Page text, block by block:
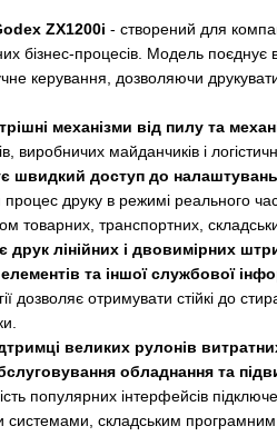
ZX1200i - створений для
бізнес-процесів. Модель поєднує
керування, дозволяючи
механізми від пилу та
майданчиків і
швидкий доступ до
друку в режимі реального
товарних, транспортних,
друк лінійних і двовимірних
та іншої службової
дозволяє отримувати стійкі до
великих рулонів
обладнання та
популярних інтерфейсів
системами, складським програмним